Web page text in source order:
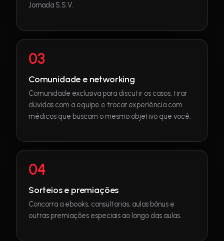
Jornada S.S.V.
03
Comunidade e networking
Comunidade exclusiva para discutir os casos, tirar
dúvidas com a equipe e trocar experiência com
médicos que buscam o mesmo objetivo que você.
04
Sorteios e premiações
Concorra a ebooks, consultorias, aulas bônus e
outras premiações especiais ao longo das aulas.